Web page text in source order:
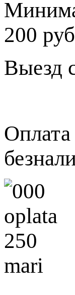
200
Выезд
Оплата